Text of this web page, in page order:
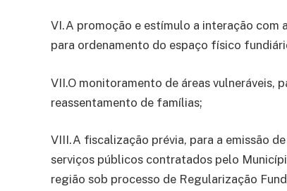
VI.A promoção e estímulo a interação com
para ordenamento do espaço físico
VII.O monitoramento de áreas vulneráveis,
reassentamento de famílias;
VIII.A fiscalização prévia, para a emissão
serviços públicos contratados pelo
região sob processo de Regularização